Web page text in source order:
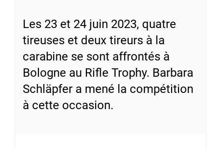
Les 23 et 24 juin 2023, quatre
tireuses et deux tireurs à la
carabine se sont affrontés à
Bologne au Rifle Trophy. Barbara
Schläpfer a mené la compétition
à cette occasion.